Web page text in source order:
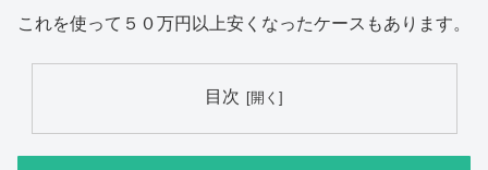
これを使って５０万円以上安くなったケースもあります。
目次